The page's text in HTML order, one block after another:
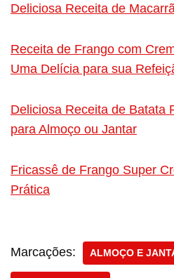
Deliciosa Receita de
Receita de Frango com
Uma Delícia para sua
Deliciosa Receita de Batata
para Almoço ou Jantar
Fricassê de Frango Super
Prática
Marcações: ALMOÇO E